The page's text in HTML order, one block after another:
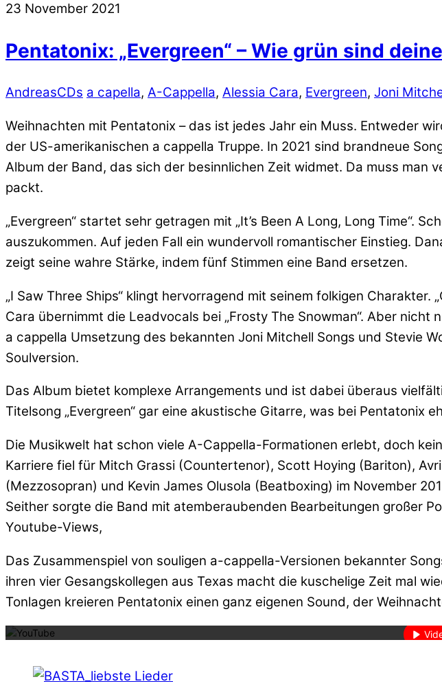
23 November 2021
Pentatonix: „Evergreen“ – Wie grün sind
AndreasCDs a capella, A-Cappella, Alessia Cara, Evergreen, Joni
Weihnachten mit Pentatonix – das ist jedes Jahr ein Muss. Entweder
der US-amerikanischen a cappella Truppe. In 2021 sind brandneue
Album der Band, das sich der besinnlichen Zeit widmet. Da muss
packt.
„Evergreen“ startet sehr getragen mit „It’s Been A Long, Long Time“.
auszukommen. Auf jeden Fall ein wundervoll romantischer Einstieg.
zeigt seine wahre Stärke, indem fünf Stimmen eine Band ersetzen.
„I Saw Three Ships“ klingt hervorragend mit seinem folkigen
Cara übernimmt die Leadvocals bei „Frosty The Snowman“. Aber
a cappella Umsetzung des bekannten Joni Mitchell Songs und Stevie
Soulversion.
Das Album bietet komplexe Arrangements und ist dabei überaus
Titelsong „Evergreen“ gar eine akustische Gitarre, was bei Pentatonix
Die Musikwelt hat schon viele A-Cappella-Formationen erlebt, doch
Karriere fiel für Mitch Grassi (Countertenor), Scott Hoying (Bariton),
(Mezzosopran) und Kevin James Olusola (Beatboxing) im November
Seither sorgte die Band mit atemberaubenden Bearbeitungen großer
Youtube-Views,
Das Zusammenspiel von souligen a-cappella-Versionen bekannter
ihren vier Gesangskollegen aus Texas macht die kuschelige Zeit mal
Tonlagen kreieren Pentatonix einen ganz eigenen Sound, der
Mit dem Laden des Videos akzeptieren
Mehr